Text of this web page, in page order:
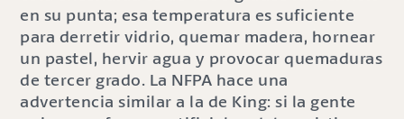
en su punta; esa temperatura es suficiente
para derretir vidrio, quemar madera, hornear
un pastel, hervir agua y provocar quemaduras
de tercer grado. La NFPA hace una
advertencia similar a la de King: si la gente